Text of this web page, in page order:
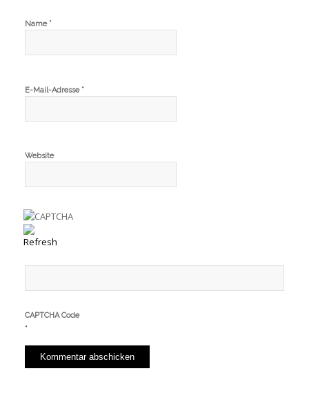
Name *
E-Mail-Adresse *
Website
CAPTCHA Code
*